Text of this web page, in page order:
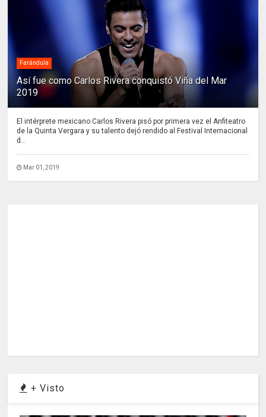
Farándula
Así fue como Carlos Rivera conquistó Viña del Mar
2019
El intérprete mexicano Carlos Rivera pisó por primera vez el Anfiteatro
de la Quinta Vergara y su talento dejó rendido al Festival Internacional
d...
Mar 01, 2019
+ Visto